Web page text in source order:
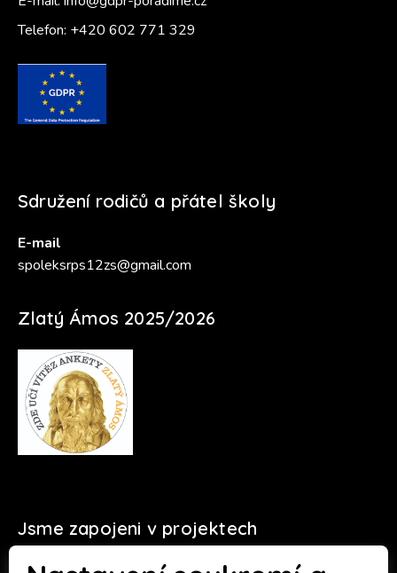
Telefon: +420 602 771 329
Sdružení rodičů a přátel školy
E-mail
spoleksrps12zs@gmail.com
Zlatý Ámos 2025/2026
Jsme zapojeni v projektech